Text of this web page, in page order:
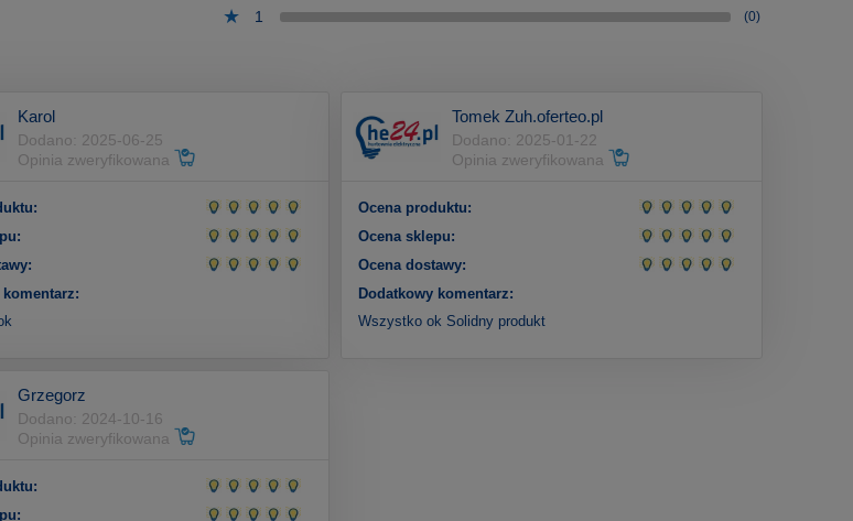
1 (0)
Karol
Dodano: 2025-06-25
Opinia zweryfikowana
komentarz:
Tomek Zuh.oferteo.pl
Dodano: 2025-01-22
Opinia zweryfikowana
Ocena produktu:
Ocena sklepu:
Ocena dostawy:
Dodatkowy komentarz:
Wszystko ok Solidny produkt
Grzegorz
Dodano: 2024-10-16
Opinia zweryfikowana